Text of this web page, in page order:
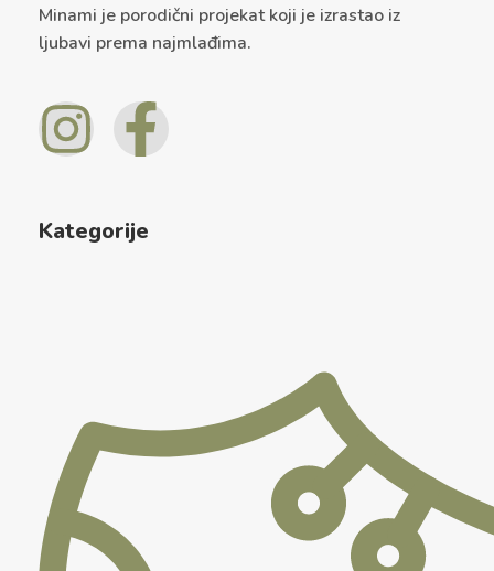
Minami je porodični projekat koji je izrastao iz
ljubavi prema najmlađima.
Kategorije